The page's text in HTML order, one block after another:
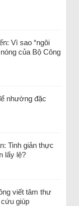
Vì sao “ngôi
của Bộ Công
nhường đặc
Tinh giản thực
lấy lệ?
viết tâm thư
giúp